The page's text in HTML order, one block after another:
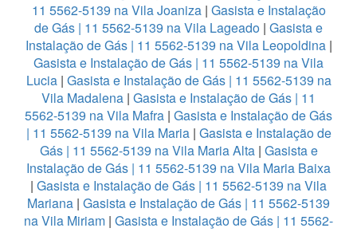
11 5562-5139 na Vila Joaniza| Gasista e Instalação
de Gás | 11 5562-5139 na Vila Lageado | Gasista e
Instalação de Gás | 11 5562-5139 na Vila Leopoldina|
Gasista e Instalação de Gás | 11 5562-5139 na Vila
Lucia| Gasista e Instalação de Gás | 11 5562-5139 na
Vila Madalena | Gasista e Instalação de Gás | 11
5562-5139 na Vila Mafra | Gasista e Instalação de Gás
| 11 5562-5139 na Vila Maria| Gasista e Instalação de
Gás | 11 5562-5139 na Vila Maria Alta| Gasista e
Instalação de Gás | 11 5562-5139 na Vila Maria Baixa
| Gasista e Instalação de Gás | 11 5562-5139 na Vila
Mariana | Gasista e Instalação de Gás | 11 5562-5139
na Vila Miriam | Gasista e Instalação de Gás | 11 5562-